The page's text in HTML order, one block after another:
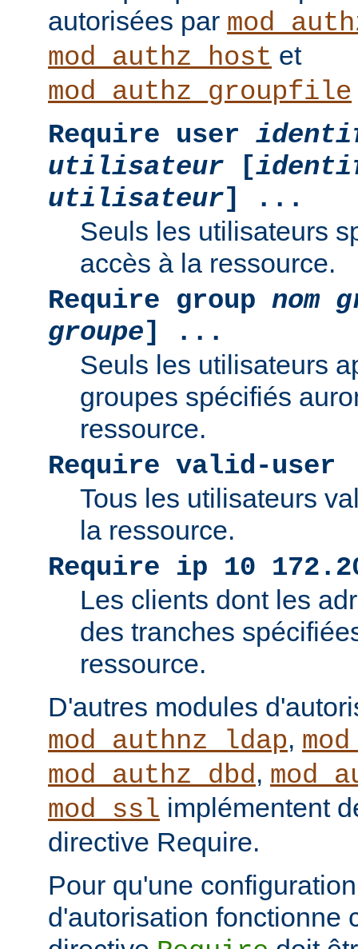
autorisées par
mod_authz_host et
mod_authz_groupfile
Require user
utilisateur [
utilisateur] ...
Seuls les utilisateurs
accès à la ressource.
Require group nom
groupe] ...
Seuls les utilisateurs
groupes spécifiés
ressource.
Require valid-user
Tous les utilisateurs
la ressource.
Require ip 10
Les clients dont les
des tranches
ressource.
D'autres modules
mod_authnz_ldap,
mod_authz_dbd,
mod_ssl implémentent
directive Require.
Pour qu'une
d'autorisation fonctionne